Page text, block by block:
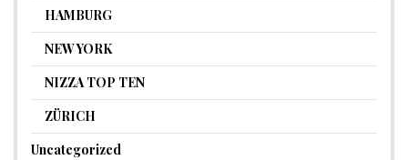
HAMBURG
NEW YORK
NIZZA TOP TEN
ZÜRICH
Uncategorized